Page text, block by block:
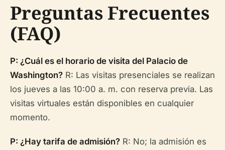
Preguntas Frecuentes
(FAQ)
P: ¿Cuál es el horario de visita del Palacio de
Washington? R: Las visitas presenciales se realizan
los jueves a las 10:00 a. m. con reserva previa. Las
visitas virtuales están disponibles en cualquier
momento.
P: ¿Hay tarifa de admisión? R: No; la admisión es